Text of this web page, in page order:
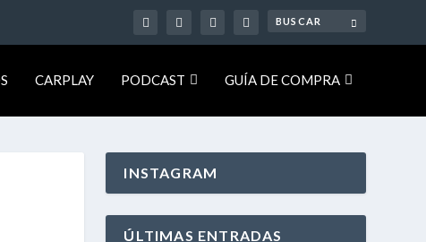
CARPLAY PODCAST GUÍA DE COMPRA
INSTAGRAM
ÚLTIMAS ENTRADAS